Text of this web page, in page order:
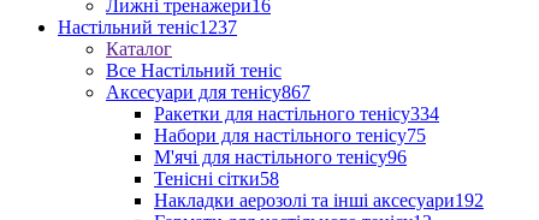
Лижні тренажери16
Настільний теніс1237
Каталог
Все Настільний теніс
Аксесуари для тенісу867
Ракетки для настільного тенісу334
Набори для настільного тенісу75
М'ячі для настільного тенісу96
Тенісні сітки58
Накладки аерозолі та інші аксесуари192